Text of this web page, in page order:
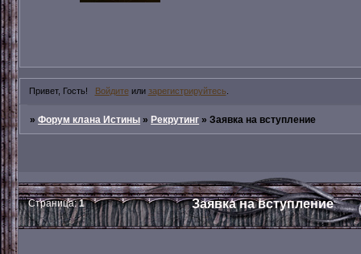
Привет, Гость! Войдитеили зарегистрируйтесь
»Форум клана Истины »Рекрутинг »Заявка на вступление
Заявка на вступление
Страница:1